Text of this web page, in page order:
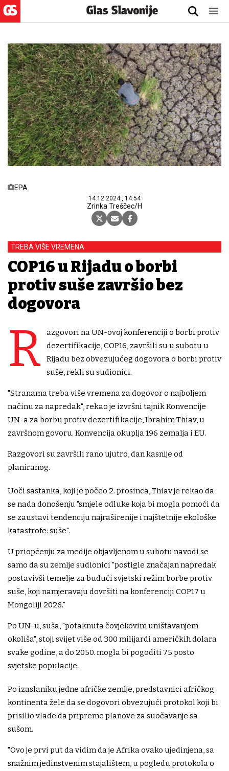
EPA
14.12.2024., 14:54
Zrinka Treščec/H
TREBA VIŠE VREMENA
COP16 u Rijadu o borbi
protiv suše završio bez
dogovora
R
azgovori na UN-ovoj konferenciji o borbi protiv
dezertifikacije, COP16, završili su u subotu u
Rijadu bez obvezujućeg dogovora o borbi protiv
suše, rekli su sudionici.
"Stranama treba više vremena za dogovor o najboljem
načinu za napredak", rekao je izvršni tajnik Konvencije
UN-a za borbu protiv dezertifikacije, Ibrahim Thiav, u
završnom govoru. Konvencija okuplja 196 zemalja i EU.
Razgovori su završili rano ujutro, dan kasnije od
planiranog.
Uoči sastanka, koji je počeo 2. prosinca, Thiav je rekao da
se nada donošenju "smjele odluke koja bi mogla pomoći da
se zaustavi tendenciju najraširenije i najštetnije ekološke
katastrofe: suše".
U priopćenju za medije objavljenom u subotu navodi se
samo da su zemlje sudionici "postigle značajan napredak
postavivši temelje za budući svjetski režim borbe protiv
suše, koji namjeravaju dovršiti na konferenciji COP17 u
Mongoliji 2026."
Po UN-u, suša, "potaknuta čovjekovim uništavanjem
okoliša", stoji svijet više od 300 milijardi američkih dolara
svake godine, a do 2050. mogla bi pogoditi 75 posto
svjetske populacije.
Po izaslaniku jedne afričke zemlje, predstavnici afričkog
kontinenta žele da se dogovori obvezujući protokol koji bi
prisilio vlade da pripreme planove za suočavanje sa
sušom.
"Ovo je prvi put da vidim da je Afrika ovako ujedinjena, sa
snažnim jedinstvenim stajalištem, u pogledu protokola o